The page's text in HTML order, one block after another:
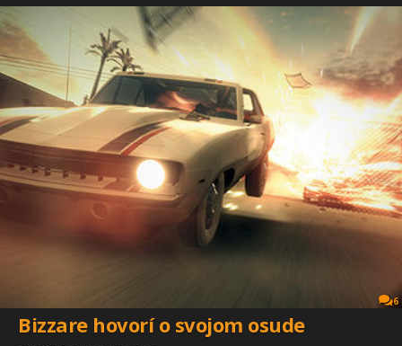
6
Bizzare hovorí o svojom osude